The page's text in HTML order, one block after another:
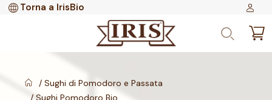
Torna a IrisBio
Sughi di Pomodoro e Passata
Sughi Pomodoro Bio